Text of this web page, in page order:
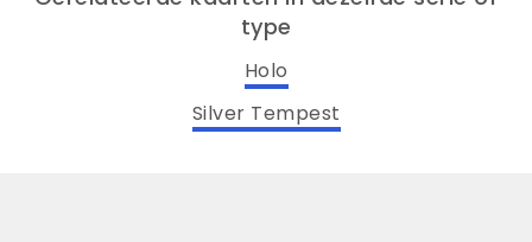
type
Holo
Silver Tempest